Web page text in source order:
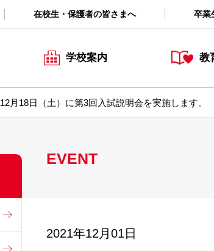
在校生・保護者の皆さまへ 卒業
学校案内 教
12月18日（土）に第3回入試説明会を実施します。
EVENT
2021年12月01日